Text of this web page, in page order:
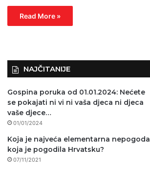
Read More »
NAJČITANIJE
Gospina poruka od 01.01.2024: Nećete
se pokajati ni vi ni vaša djeca ni djeca
vaše djece…
01/01/2024
Koja je najveća elementarna nepogoda
koja je pogodila Hrvatsku?
07/11/2021